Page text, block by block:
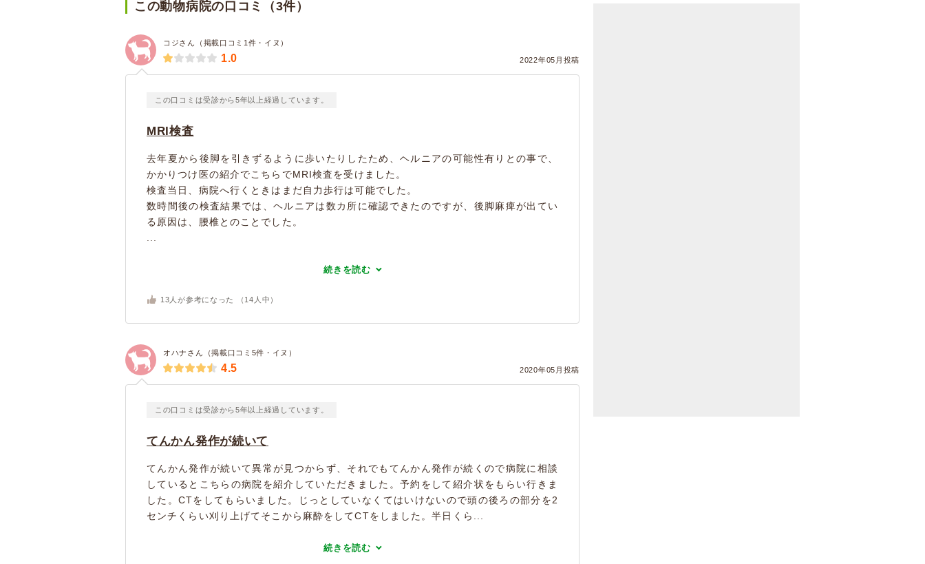
この動物病院の口コミ（3件）
コジさん（掲載口コミ1件・イヌ）
2022年05月投稿
1.0
この口コミは受診から5年以上経過しています。
MRI検査
去年夏から後脚を引きずるように歩いたりしたため、ヘルニアの可能性有りとの事で、
かかりつけ医の紹介でこちらでMRI検査を受けました。
検査当日、病院へ行くときはまだ自力歩行は可能でした。
数時間後の検査結果では、ヘルニアは数カ所に確認できたのですが、後脚麻痺が出てい
る原因は、腰椎とのことでした。
続きを読む
13 人が参考になった （ 14 人中）
オハナさん（掲載口コミ5件・イヌ）
2020年05月投稿
4.5
この口コミは受診から5年以上経過しています。
てんかん発作が続いて
てんかん発作が続いて異常が見つからず、それでもてんかん発作が続くので病院に相談
しているとこちらの病院を紹介していただきました。予約をして紹介状をもらい行きま
した。CTをしてもらいました。じっとしていなくてはいけないので頭の後ろの部分を2
センチくらい刈り上げてそこから麻酔をしてCTをしました。半日くら...
続きを読む